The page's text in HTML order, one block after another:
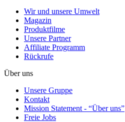
Wir und unsere Umwelt
Magazin
Produktfilme
Unsere Partner
Affiliate Programm
Rückrufe
Über uns
Unsere Gruppe
Kontakt
Mission Statement - “Über uns”
Freie Jobs